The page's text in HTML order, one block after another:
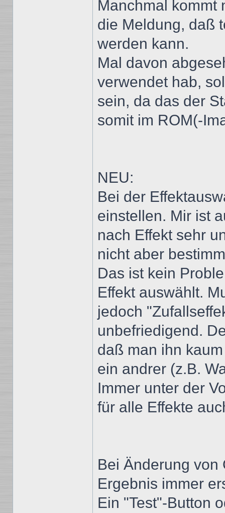
Manchmal kommt
die Meldung, daß
werden kann.
Mal davon
verwendet hab,
sein, da das der
somit im ROM(-
NEU:
Bei der
einstellen. Mir ist
nach Effekt sehr
nicht aber
Das ist kein
Effekt auswählt.
jedoch
unbefriedigend.
daß man ihn
ein andrer (z.B.
Immer unter der
für alle Effekte
Bei Änderung von
Ergebnis immer
Ein "Test"-Button